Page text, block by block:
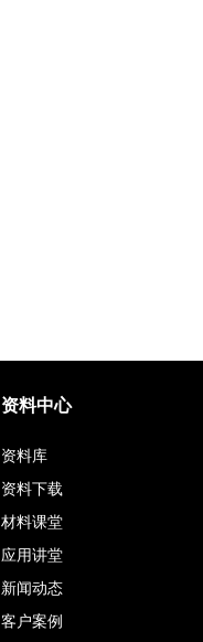
资料中心
资料库
资料下载
材料课堂
应用讲堂
新闻动态
客户案例